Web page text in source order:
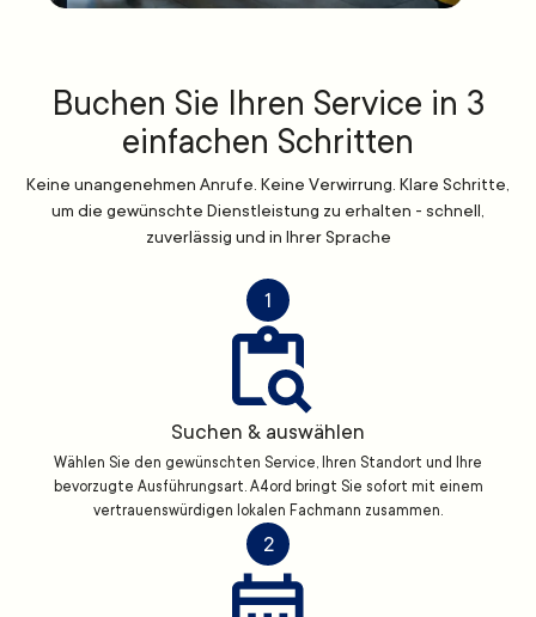
Buchen Sie Ihren Service in 3
einfachen Schritten
Keine unangenehmen Anrufe. Keine Verwirrung. Klare Schritte,
um die gewünschte Dienstleistung zu erhalten - schnell,
zuverlässig und in Ihrer Sprache
1
Suchen & auswählen
Wählen Sie den gewünschten Service, Ihren Standort und Ihre
bevorzugte Ausführungsart. A4ord bringt Sie sofort mit einem
vertrauenswürdigen lokalen Fachmann zusammen.
2